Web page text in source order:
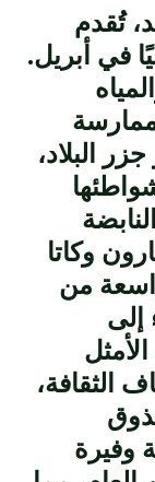
تُقدم
في أبريل.
البلاد،
وكاتا
من
الثقافة،
وفيرة